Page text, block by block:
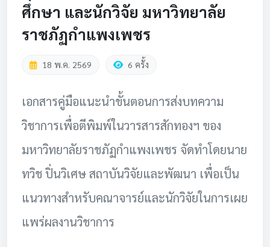
ศึกษา และนักวิจัย มหาวิทยาลัย
ราชภัฏกำแพงเพชร
18 พ.ค. 2569 6 ครั้ง
เอกสารคู่มือแนะนำขั้นตอนการส่งบทความ
วิชาการเพื่อตีพิมพ์ในวารสารสักทองฯ ของ
มหาวิทยาลัยราชภัฏกำแพงเพชร จัดทำโดยนาย
ทวิช ปิ่นวิเศษ สถาบันวิจัยและพัฒนา เพื่อเป็น
แนวทางสำหรับคณาจารย์และนักวิจัยในการเผย
แพร่ผลงานวิชาการ